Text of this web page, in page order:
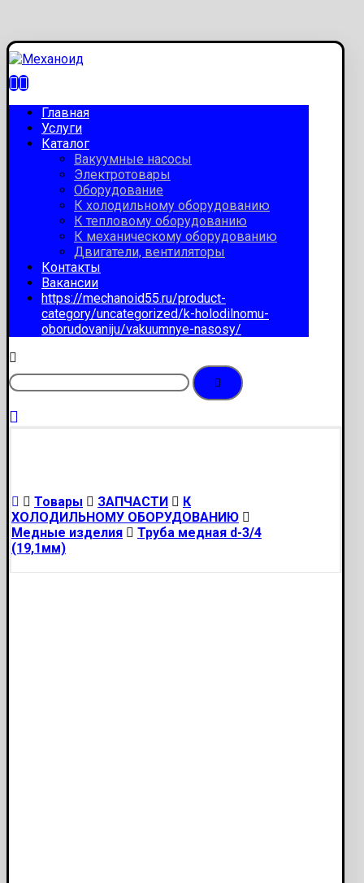
Главная
Услуги
Каталог
Вакуумные насосы
Электротовары
Оборудование
К холодильному оборудованию
К тепловому оборудованию
К механическому оборудованию
Двигатели, вентиляторы
Контакты
Вакансии
https://mechanoid55.ru/product-
category/uncategorized/k-holodilnomu-
oborudovaniju/vakuumnye-nasosy/
Товары ЗАПЧАСТИ
К
ХОЛОДИЛЬНОМУ ОБОРУДОВАНИЮ
Медные изделия
Труба медная d-3/4
(19,1мм)